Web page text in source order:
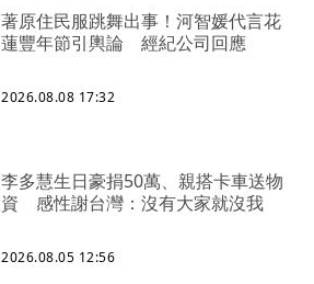
著原住民服跳舞出事！河智媛代言花
蓮豐年節引輿論 經紀公司回應
2026.08.08 17:32
李多慧生日豪捐50萬、親搭卡車送物
資 感性謝台灣：沒有大家就沒我
2026.08.05 12:56